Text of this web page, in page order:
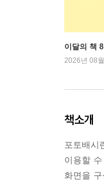
이달의 책
2026년 08
책소개
포토배시
이용할
화면을